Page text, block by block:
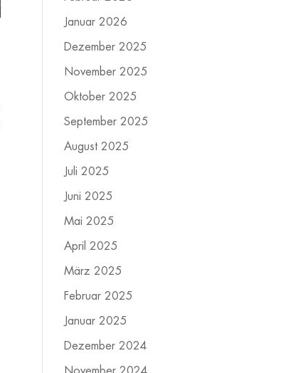
Januar 2026
Dezember 2025
November 2025
Oktober 2025
September 2025
August 2025
Juli 2025
Juni 2025
Mai 2025
April 2025
März 2025
Februar 2025
Januar 2025
Dezember 2024